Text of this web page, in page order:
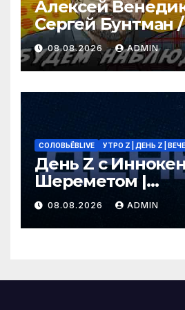
Алексей
Сергей Бунтман
Наблюдать //
08.08.2026 ADMIN
СОЛОВЬЁВLIVE УТРО Z | ДЕНЬ Z |
День Z с
Шереметом |
СОЛОВЬЁВLIVE | 8
2026 года
08.08.2026 ADMIN